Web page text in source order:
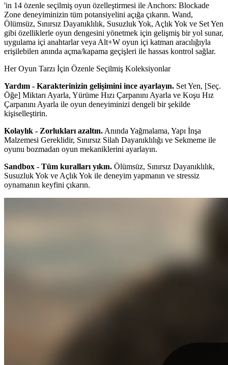
'in 14 özenle seçilmiş oyun özelleştirmesi ile Anchors: Blockade
Zone deneyiminizin tüm potansiyelini açığa çıkarın. Wand,
Ölümsüz, Sınırsız Dayanıklılık, Susuzluk Yok, Açlık Yok ve Set Yen
gibi özelliklerle oyun dengesini yönetmek için gelişmiş bir yol sunar,
uygulama içi anahtarlar veya Alt+W oyun içi katman aracılığıyla
erişilebilen anında açma/kapama geçişleri ile hassas kontrol sağlar.
Her Oyun Tarzı İçin Özenle Seçilmiş Koleksiyonlar
Yardım - Karakterinizin gelişimini ince ayarlayın. Set Yen, [Seç.
Öğe] Miktarı Ayarla, Yürüme Hızı Çarpanını Ayarla ve Koşu Hız
Çarpanını Ayarla ile oyun deneyiminizi dengeli bir şekilde
kişiselleştirin.
Kolaylık - Zorlukları azaltın. Anında Yağmalama, Yapı İnşa
Malzemesi Gereklidir, Sınırsız Silah Dayanıklılığı ve Sekmeme ile
oyunu bozmadan oyun mekaniklerini ayarlayın.
Sandbox - Tüm kuralları yıkın. Ölümsüz, Sınırsız Dayanıklılık,
Susuzluk Yok ve Açlık Yok ile deneyim yapmanın ve stressiz
oynamanın keyfini çıkarın.